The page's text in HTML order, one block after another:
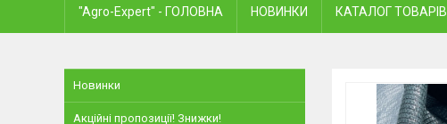
"Agro-Expert" - ГОЛОВНА НОВИНКИ КАТАЛОГ ТОВАРІВ
Новинки
Акційні пропозиції! Знижки!